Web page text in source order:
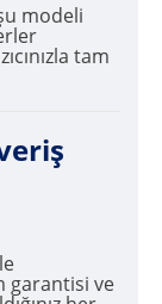
modeli
tam
garantisi ve